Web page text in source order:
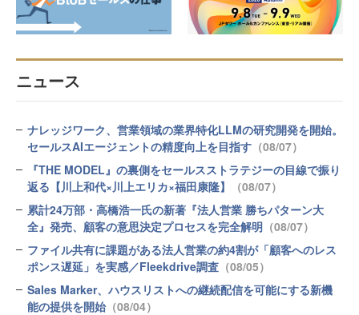
ニュース
ナレッジワーク、営業領域の業界特化LLMの研究開発を開始。
セールスAIエージェントの精度向上を目指す （08/07）
『THE MODEL』の裏側をセールスストラテジーの目線で振り
返る【川上和代×川上エリカ×福田康隆】
（08/07）
累計24万部・高橋浩一氏の新著『法人営業 勝ちパターン大
全』発売、顧客の意思決定プロセスを完全解明 （08/07）
ファイル共有に課題がある法人営業の約4割が「顧客へのレス
ポンス遅延」を実感／Fleekdrive調査 （08/05）
Sales Marker、ハウスリストへの継続配信を可能にする新機
能の提供を開始 （08/04）